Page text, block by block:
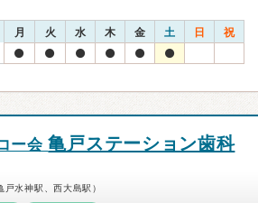
月 火 水 木 金 土 日 祝
ー会亀戸ステーション歯科
水神駅、西大島駅）